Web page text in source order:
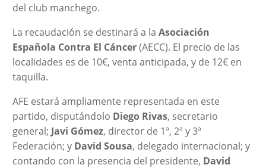
del club manchego.
La recaudación se destinará a la Asociación
Española Contra El Cáncer(AECC). El precio de las
localidades es de 10€, venta anticipada, y de 12€ en
taquilla.
AFE estará ampliamente representada en este
partido, disputándolo Diego Rivas, secretario
general; Javi Gómez, director de 1ª, 2ª y 3ª
Federación; y David Sousa, delegado internacional; y
contando con la presencia del presidente, David